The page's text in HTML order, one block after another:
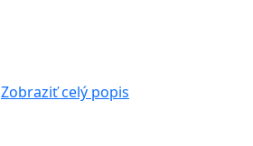
Zobraziť celý popis